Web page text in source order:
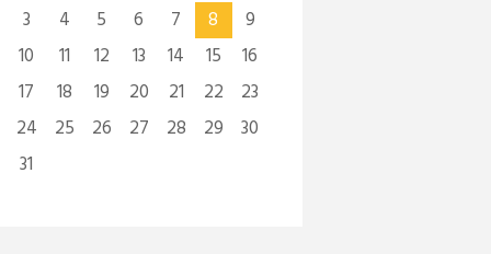
3
4 5 6 7 8
9
10
11 12 13 14 15
16
17
18 19 20 21 22
23
24
25 26 27 28 29
30
31